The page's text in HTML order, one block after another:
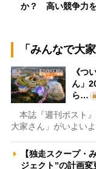
か？ 高い競争力
「みんなで大
《つ
ん」
ら…
本誌『週刊ポスト
大家さん」がいよい
【独走スクープ・
ジェクト”の計画